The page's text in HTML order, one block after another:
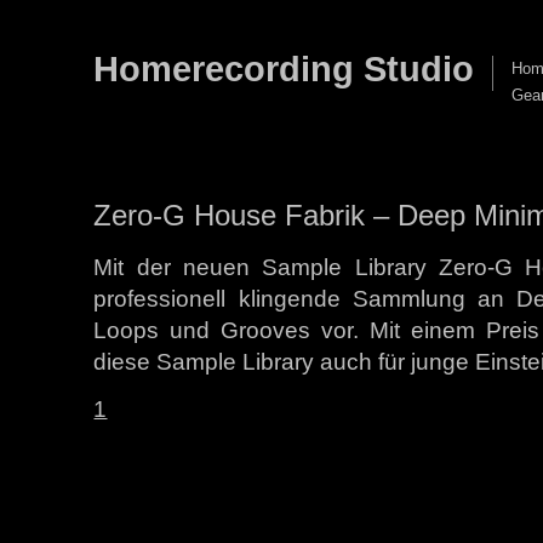
Homerecording Studio
Zero-G House Fabrik – Deep
Mit der neuen Sample Library Zero-G
professionell klingende Sammlung an
Loops und Grooves vor. Mit einem
diese Sample Library auch für junge
1